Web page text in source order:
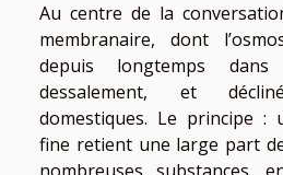
Au centre de la
membranaire, dont
depuis longtemps
dessalement, et
domestiques. Le principe :
fine retient une large part